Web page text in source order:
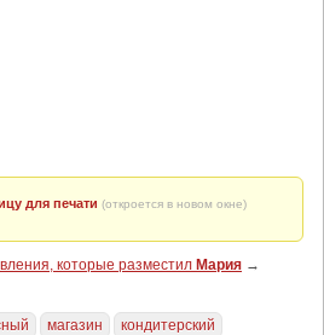
для печати (откроется в новом окне)
которые разместил Мария →
магазин кондитерский